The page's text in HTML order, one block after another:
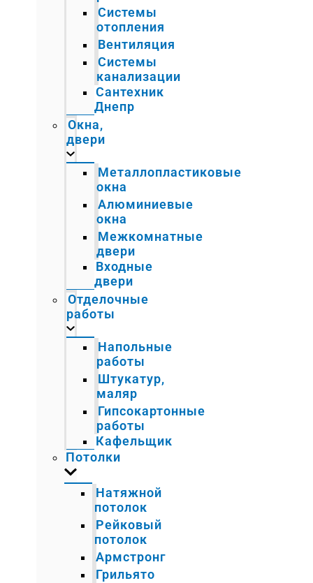
Системы
отопления
Вентиляция
Системы
канализации
Сантехник
Днепр
Окна,
двери
Металлопластиковые
окна
Алюминиевые
окна
Межкомнатные
двери
Входные
двери
Отделочные
работы
Напольные
работы
Штукатур,
маляр
Гипсокартонные
работы
Кафельщик
Потолки
Натяжной
потолок
Рейковый
потолок
Армстронг
Грильято